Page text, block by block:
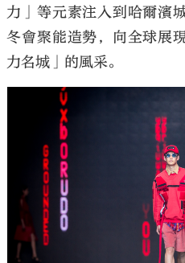
力」等元素注入到哈爾濱
冬會聚能造勢，向全球展
力名城」的風采。